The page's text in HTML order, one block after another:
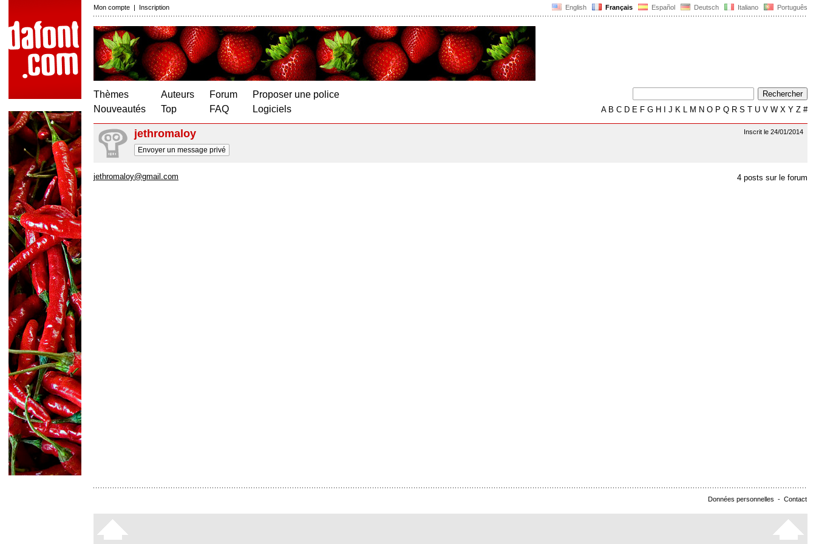
English Français Español Deutsch Italiano Português
Mon compte | Inscription
Thèmes
Nouveautés
Auteurs
Top
Forum
FAQ
Proposer une police
Logiciels
AB C D E F G H J K L M N O P Q R S T U V W X Y Z #
Inscrit le 24/01/2014
jethromaloy
Envoyer un message privé
4 posts sur le forum
jethromaloy@gmail.com
Données personnelles - Contact